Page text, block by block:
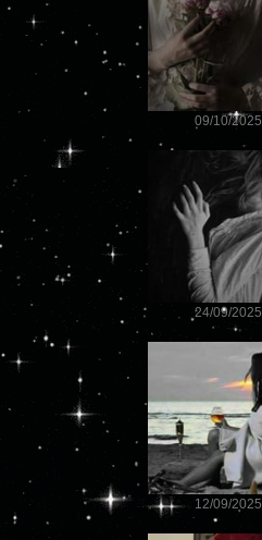
09/10/2025
24/09/2025
12/09/2025